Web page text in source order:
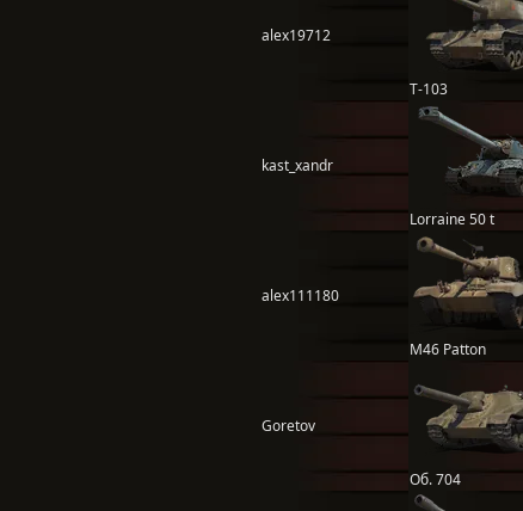
alex19712
Т-103
kast_xandr
Lorraine 50 t
alex111180
M46 Patton
Goretov
Об. 704